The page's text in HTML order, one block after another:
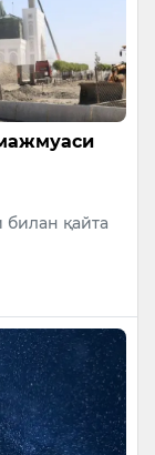
қайта